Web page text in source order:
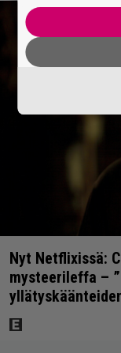
Nyt Netflixissä:
mysteerileffa –